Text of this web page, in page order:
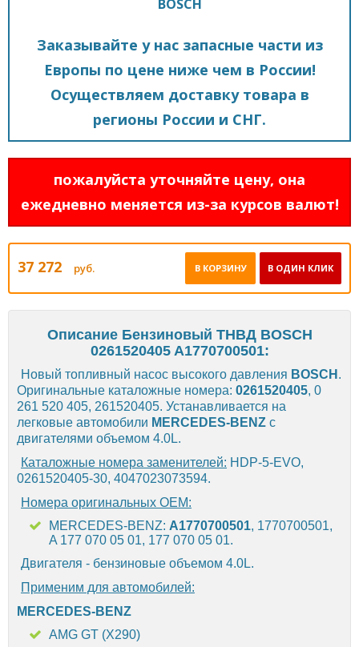
BOSCH
Заказывайте у нас запасные части из
Европы по цене ниже чем в России!
Осуществляем доставку товара в
регионы России и СНГ.
пожалуйста уточняйте цену, она
ежедневно меняется из-за курсов валют!
37 272 руб. В ОДИН КЛИК
В КОРЗИНУ
Описание Бензиновый ТНВД BOSCH
0261520405 A1770700501:
Новый топливный насос высокого давления BOSCH .
Оригинальные каталожные номера: 0261520405, 0
261 520 405, 261520405. Устанавливается на
легковые автомобили MERCEDES-BENZ с
двигателями объемом 4.0L.
Каталожные номера заменителей: HDP-5-EVO,
0261520405-30, 4047023073594.
Номера оригинальных OEM:
MERCEDES-BENZ: A1770700501, 1770700501,
A 177 070 05 01, 177 070 05 01.
Двигателя - бензиновые объемом 4.0L.
Применим для автомобилей:
MERCEDES-BENZ
AMG GT (X290)